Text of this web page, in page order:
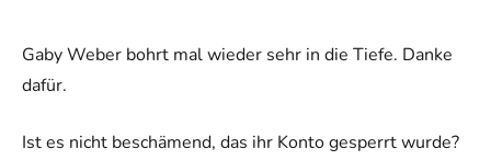
Gaby Weber bohrt mal wieder sehr in die Tiefe. Danke
dafür.
Ist es nicht beschämend, das ihr Konto gesperrt wurde?